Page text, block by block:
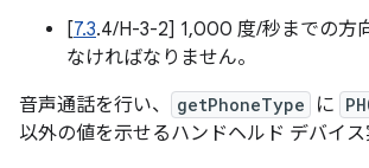
[7.3.4/H-3-2] 1,000 度/秒までの方
なければなりません。
音声通話を行い、
getPhoneType に
以外の値を示せるハンドヘルド デバイ